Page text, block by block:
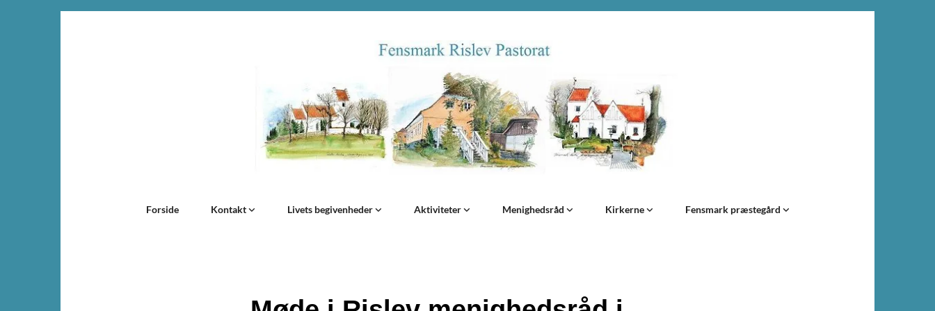
Forside Kontakt Livets begivenheder Aktiviteter Menighedsråd Kirkerne Fensmark præstegård